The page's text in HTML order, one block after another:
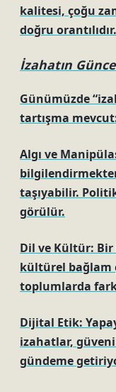
kalitesi, çoğu
doğru orantılıdır.
İzahatın
Günümüzde
tartışma
Algı ve
taşıyabilir.
görülür.
Dil ve Kültür:
kültürel bağlam
toplumlarda
Dijital Etik:
izahatlar,
gündeme